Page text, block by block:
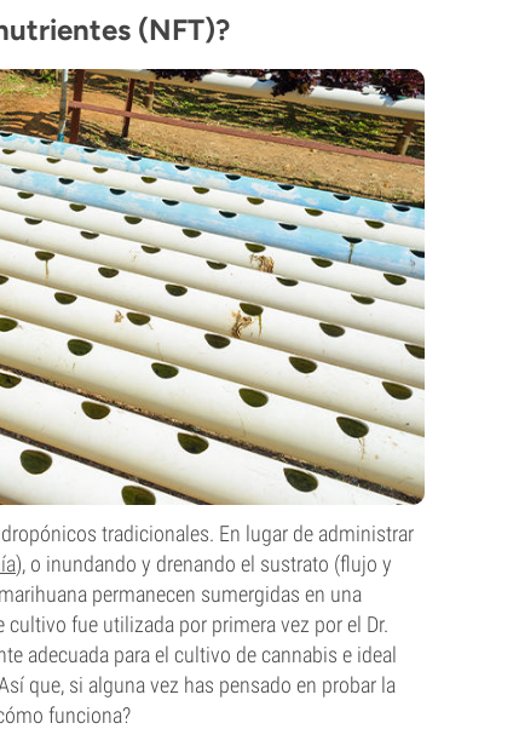
(NFT)?
tradicionales. En lugar de administrar
), o inundando y drenando el sustrato (flujo y
permanecen sumergidas en una
fue utilizada por primera vez por el Dr.
adecuada para el cultivo de cannabis e ideal
que, si alguna vez has pensado en probar la
funciona?